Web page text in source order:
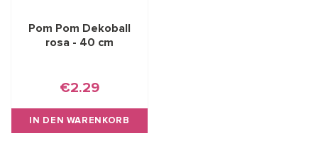
Pom Pom Dekoball
rosa - 40 cm
€2.29
IN DEN WARENKORB